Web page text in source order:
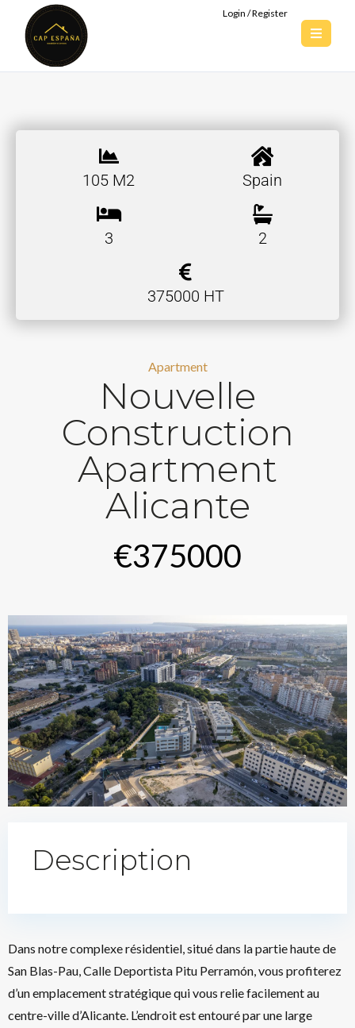
Login / Register
105 M2 Spain
3 2
375000 HT
Apartment
Nouvelle
Construction
Apartment
Alicante
€375000
Description
Dans notre complexe résidentiel, situé dans la partie haute de
San Blas-Pau, Calle Deportista Pitu Perramón, vous profiterez
d’un emplacement stratégique qui vous relie facilement au
centre-ville d’Alicante. L’endroit est entouré par une large